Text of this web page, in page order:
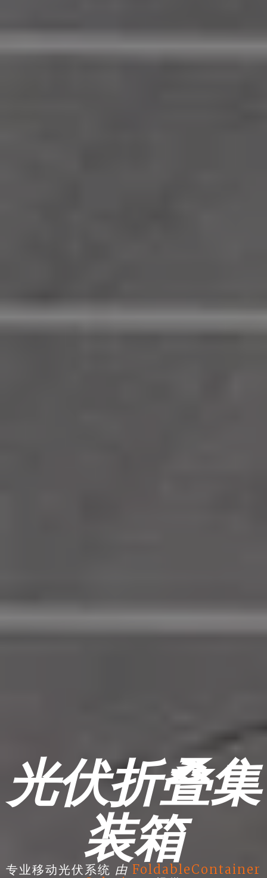
光伏折叠集
装箱
专业移动光伏系统 由 FoldableContainer